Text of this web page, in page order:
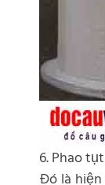
6. Phao
Đó là